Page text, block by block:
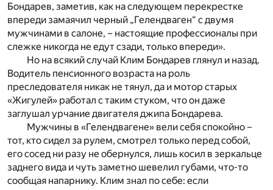
Бондарев, заметив, как на следующем перекрестке
впереди замаячил черный „Гелендваген“ с двумя
мужчинами в салоне, – настоящие профессионалы при
слежке никогда не едут сзади, только впереди».
Но на всякий случай Клим Бондарев глянул и назад.
Водитель пенсионного возраста на роль
преследователя никак не тянул, да и мотор старых
«Жигулей» работал с таким стуком, что он даже
заглушал урчание двигателя джипа Бондарева.
Мужчины в «Гелендвагене» вели себя спокойно –
тот, кто сидел за рулем, смотрел только перед собой,
его сосед ни разу не обернулся, лишь косил в зеркальце
заднего вида и чуть заметно шевелил губами, что-то
сообщая напарнику. Клим знал по себе: если